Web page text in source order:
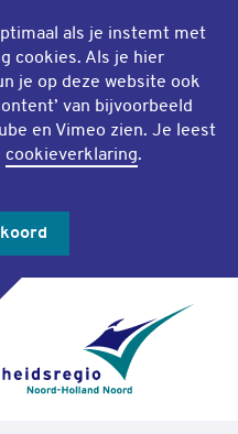
als je instemt met
cookies. Als je hier
je op deze website ook
’ van bijvoorbeeld
en Vimeo zien. Je leest
cookieverklaring.